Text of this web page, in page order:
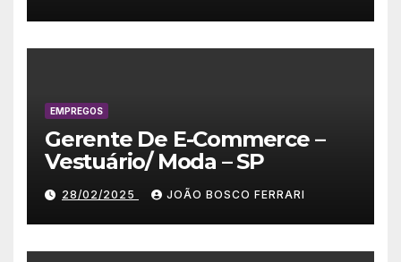
EMPREGOS
Gerente De E-Commerce –
Vestuário/ Moda – SP
28/02/2025 JOÃO BOSCO FERRARI